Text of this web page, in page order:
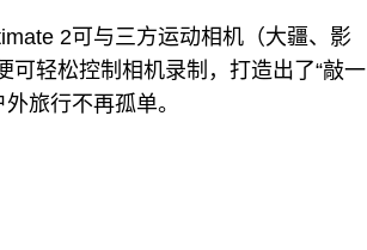
2可与三方运动相机（大疆、影
轻松控制相机录制，打造出了“敲一
旅行不再孤单。